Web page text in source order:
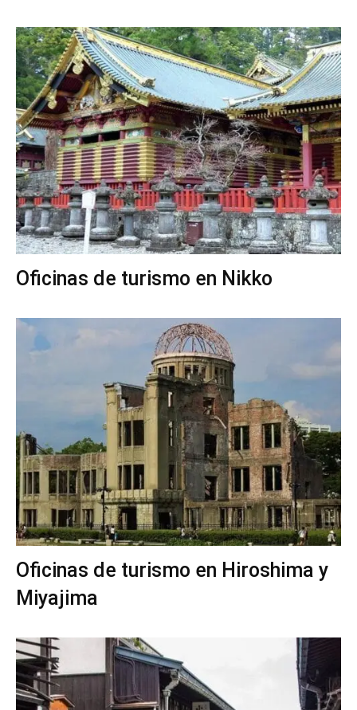
Oficinas de turismo en Nikko
Oficinas de turismo en Hiroshima y
Miyajima